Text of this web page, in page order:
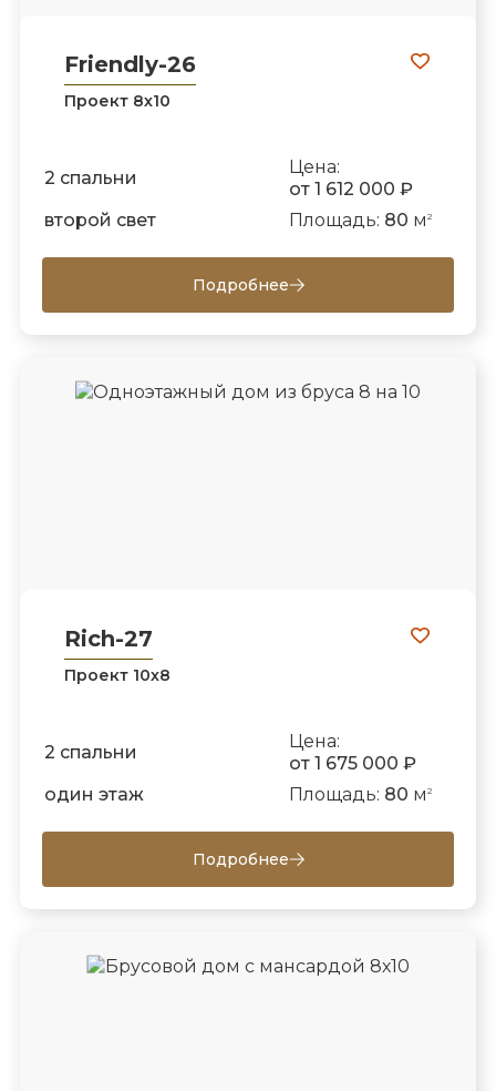
Friendly-26
Проект 8х10
2 спальни
Цена:
от 1 612 000 ₽
второй свет
Площадь: 80 м 2
Подробнее
Rich-27
Проект 10х8
2 спальни
Цена:
от 1 675 000 ₽
один этаж
Площадь: 80 м 2
Подробнее